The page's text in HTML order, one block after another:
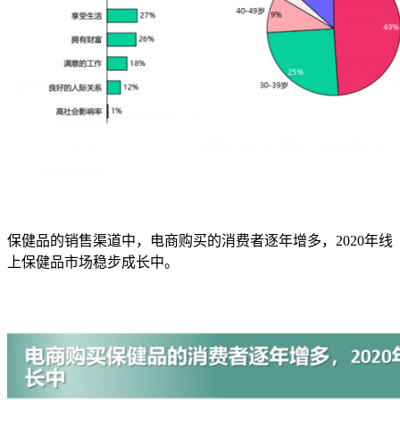
保健品的销售渠道中，电商购买的消费者逐年增多，2020年线
上保健品市场稳步成长中。